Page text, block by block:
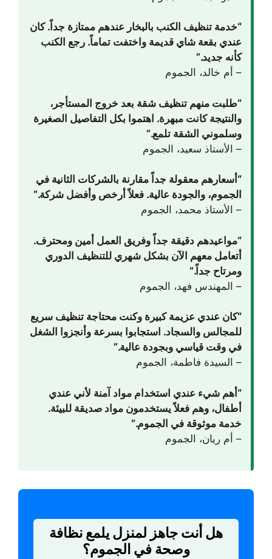
“خدمة تنظيف الكنب بالبخار عندهم ممتازة جداً. كان
عندي بقعة شاي قديمة واختفت تماماً. رجع الكنب
كأنه جديد.”
– أم خالد، الجموم
“طلبت منهم تنظيف شقة بعد خروج المستأجر،
والنتيجة كانت مبهرة. اهتموا بكل التفاصيل الصغيرة
وسلموني الشقة تلمع.”
– الأستاذ سعيد، الجموم
“أسعارهم معقولة جداً مقارنة بالشركات الثانية في
الجموم، والجودة عالية. فعلاً أرخص وأفضل شركة.”
– الأستاذ محمد، الجموم
“مواعيدهم دقيقة جداً وفريق العمل أمين ومحترف.
أتعامل معهم الآن بشكل شهري للتنظيف الدوري
ومرتاح جداً.”
– المهندس فهد، الجموم
“كان عندي عزيمة كبيرة وكنت محتاجة تنظيف سريع
للمجالس والسجاد. استجابوا بسرعة وأنجزوا الشغل
في وقت قياسي وبجودة عالية.”
– السيدة فاطمة، الجموم
“أهم شيء عندي استخدام مواد آمنة لأني عندي
أطفال، وهم فعلاً يستخدمون مواد صديقة للبيئة.
خدمة موثوقة في الجموم.”
– أم ريان، الجموم
هل أنت جاهز لمنزل يلمع نظافة
وصحة في الجموم؟